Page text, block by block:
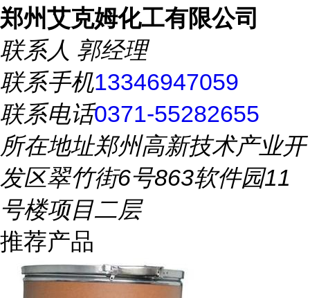
郑州艾克姆化工有限公司
联系人 郭经理
联系手机13346947059
联系电话0371-55282655
所在地址郑州高新技术产业开
发区翠竹街6号863软件园11
号楼项目二层
推荐产品